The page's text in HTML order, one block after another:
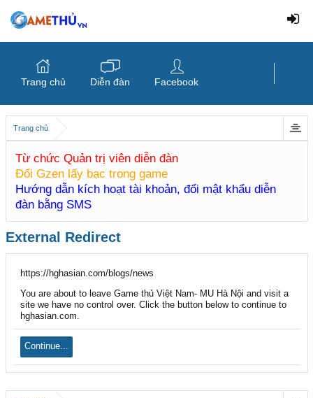
Trang chủ
Từ chức Quản trị viên diễn đàn
Đổi Gzen lấy bạc trong game
Hướng dẫn kích hoạt tài khoản, đổi mật khẩu diễn
đàn bằng SMS
External Redirect
https://hghasian.com/blogs/news
You are about to leave Game thủ Việt Nam- MU Hà Nội and visit a
site we have no control over. Click the button below to continue to
hghasian.com.
Continue...
Trang chủ Diễn đàn Facebook